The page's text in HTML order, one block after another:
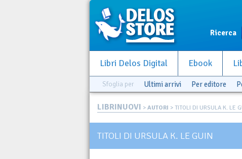
Ricerca
Libri Delos Digital Ebook
Sfoglia per Ultimi arrivi Per editore
LIBRINUOVI > AUTORI > TITOLI DI URSULA K. LE
TITOLI DI URSULA K. LE GUIN